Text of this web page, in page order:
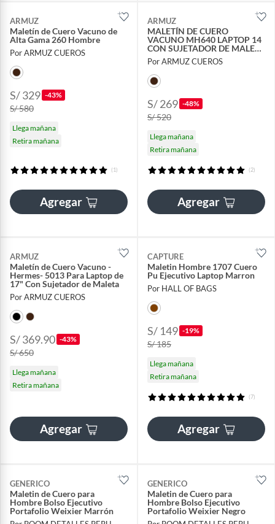
ARMUZ
Maletín de Cuero Vacuno de
Alta Gama 260 Hombre
Por ARMUZ CUEROS
S/ 329 -43%
S/ 580
Llega mañana
Retira mañana
(1)
Agregar
ARMUZ
MALETÍN DE CUERO
VACUNO MH640 LAPTOP 14
CON SUJETADOR DE MALETA
DE VIAJE
Por ARMUZ CUEROS
S/ 269 -48%
S/ 520
Llega mañana
Retira mañana
(2)
Agregar
ARMUZ
Maletín de Cuero Vacuno -
Hermes- 5013 Para Laptop de
17" Con Sujetador de Maleta
Por ARMUZ CUEROS
S/ 369.90 -43%
S/ 650
Llega mañana
Retira mañana
Agregar
CAPTURE
Maletin Hombre 1707 Cuero
Pu Ejecutivo Laptop Marron
Por HALL OF BAGS
S/ 149 -19%
S/ 185
Llega mañana
Retira mañana
(7)
Agregar
GENERICO
Maletin de Cuero para
Hombre Bolso Ejecutivo
Portafolio Weixier Marrón
GENERICO
Maletin de Cuero para
Hombre Bolso Ejecutivo
Portafolio Weixier Negro